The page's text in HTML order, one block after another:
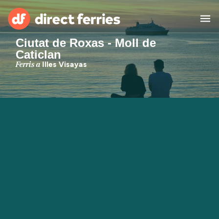
Països
Bitllets de Ferry
Ciutat de Roxas - Moll de
Caticlan
Ferris a Illes Visayas